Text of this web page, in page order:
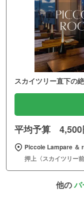
スカイツリー直下の
平均予算 4,500
Piccole Lampare ＆
押上〈スカイツリー
他のバ